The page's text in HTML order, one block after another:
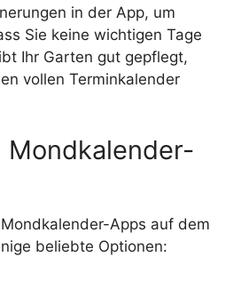
in der App, um
Sie keine wichtigen Tage
Ihr Garten gut gepflegt,
vollen Terminkalender
Mondkalender-
Apps auf dem
beliebte Optionen: